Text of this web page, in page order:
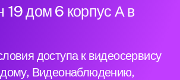
19 дом 6 корпус А в
доступа к видеосервису
Видеонаблюдению,